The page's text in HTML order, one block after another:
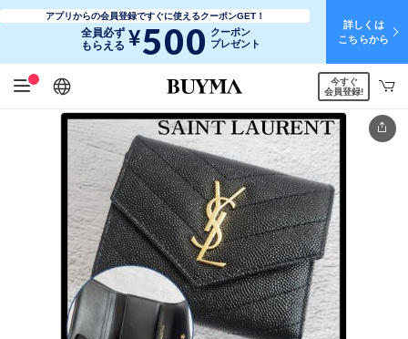
アプリからの会員登録ですぐに使えるクーポンGET！
全員必ず
もらえる ¥500 クーポン
プレゼント
詳しくは
こちらから
日本語
English
简体中文
繁體中文
今すぐ
会員登録!